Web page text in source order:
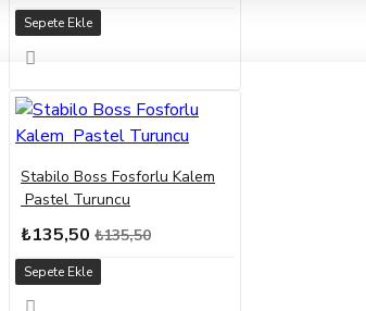
Sepete Ekle
Stabilo Boss Fosforlu Kalem
Pastel Turuncu
₺135,50 ₺135,50
Sepete Ekle